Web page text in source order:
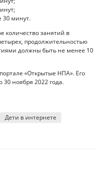
30 минут.
количество занятий в
продолжительностью
должны быть не менее 10
«Открытые НПА». Его
30 ноября 2022 года.
Дети в интернете
накопительный
в сутки. Какие дома можно